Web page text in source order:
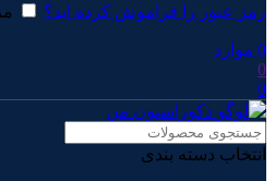
رمز عبور را فراموش کرده اید؟
0 موارد
0
0
انتخاب دسته بندی